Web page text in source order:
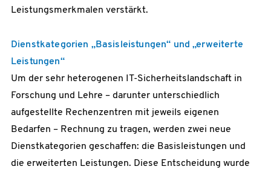
Leistungsmerkmalen verstärkt.
Dienstkategorien „Basisleistungen“ und „erweiterte
Leistungen“
Um der sehr heterogenen IT-Sicherheitslandschaft in
Forschung und Lehre – darunter unterschiedlich
aufgestellte Rechenzentren mit jeweils eigenen
Bedarfen – Rechnung zu tragen, werden zwei neue
Dienstkategorien geschaffen: die Basisleistungen und
die erweiterten Leistungen. Diese Entscheidung wurde